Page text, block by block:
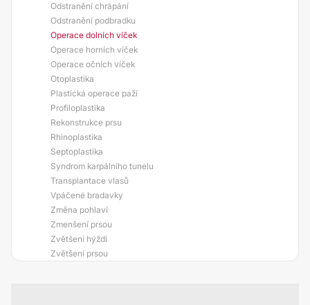
Odstranění chrápání
Odstranění podbradku
Operace dolních víček
Operace horních víček
Operace očních víček
Otoplastika
Plastická operace paží
Profiloplastika
Rekonstrukce prsu
Rhinoplastika
Septoplastika
Syndrom karpálního tunelu
Transplantace vlasů
Vpáčené bradavky
Změna pohlaví
Zmenšení prsou
Zvětšení hýždí
Zvětšení prsou